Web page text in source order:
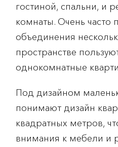
гостиной, спальни, и
комнаты. Очень часто
объединения
пространстве
однокомнатные
Под дизайном
понимают дизайн
квадратных метров,
внимания к мебели и